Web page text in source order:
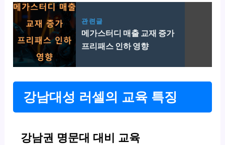
관련글
메가스터디 매출 교재 증가
프리패스 인하 영향
강남대성 러셀의 교육 특징
강남권 명문대 대비 교육